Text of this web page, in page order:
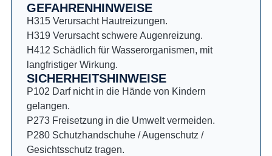
GEFAHRENHINWEISE
H315 Verursacht Hautreizungen.
H319 Verursacht schwere Augenreizung.
H412 Schädlich für Wasserorganismen, mit
langfristiger Wirkung.
SICHERHEITSHINWEISE
P102 Darf nicht in die Hände von Kindern
gelangen.
P273 Freisetzung in die Umwelt vermeiden.
P280 Schutzhandschuhe / Augenschutz /
Gesichtsschutz tragen.